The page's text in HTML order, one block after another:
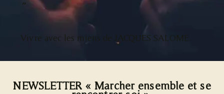
”
Vivre avec les miens de JACQUES SALOME.
NEWSLETTER « Marcher ensemble et se